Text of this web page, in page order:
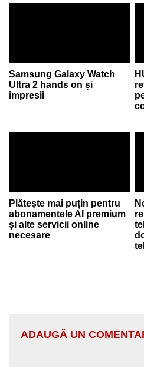
Samsung Galaxy Watch
Ultra 2 hands on și
impresii
Plătește mai puțin pentru
abonamentele AI premium
și alte servicii online
necesare
ADAUGĂ UN